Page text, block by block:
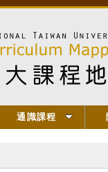
通識課程